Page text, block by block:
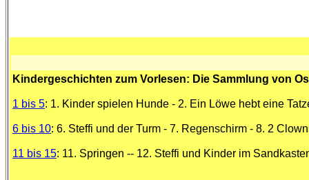
Kindergeschichten zum Vorlesen: Die Sammlung von
1 bis 5: 1. Kinder spielen Hunde - 2. Ein Löwe hebt eine
6 bis 10: 6. Steffi und der Turm - 7. Regenschirm - 8. 2
11 bis 15: 11. Springen -- 12. Steffi und Kinder im